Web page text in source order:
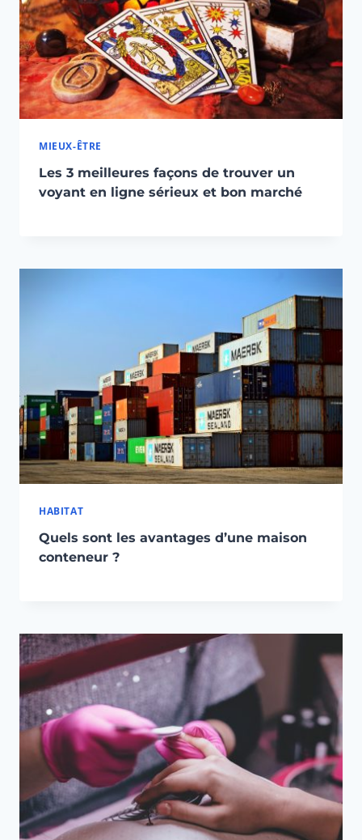
MIEUX-ÊTRE
Les 3 meilleures façons de trouver un
voyant en ligne sérieux et bon marché
HABITAT
Quels sont les avantages d’une maison
conteneur ?